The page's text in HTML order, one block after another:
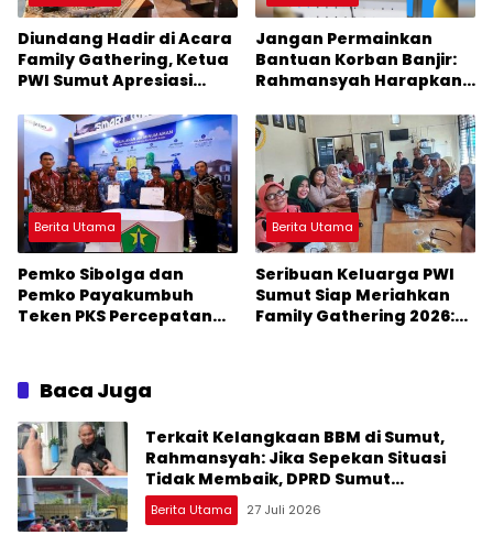
Diundang Hadir di Acara
Family Gathering, Ketua
PWI Sumut Apresiasi
Belawan
Jangan Permainkan
Bantuan Korban Banjir:
Rahmansyah Harapkan
Masinton
Berita Utama
Pemko Sibolga dan
Pemko Payakumbuh
Teken PKS Percepatan
Berita Utama
Seribuan Keluarga PWI
Sumut Siap Meriahkan
Family Gathering 2026:
Baca Juga
Terkait Kelangkaan BBM di Sumut,
Rahmansyah: Jika Sepekan Situasi
Tidak Membaik, DPRD Sumut
Keluarkan Rekomendasi
Berita Utama 27 Juli 2026